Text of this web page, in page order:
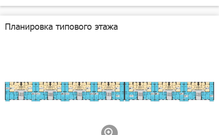
Планировка типового этажа